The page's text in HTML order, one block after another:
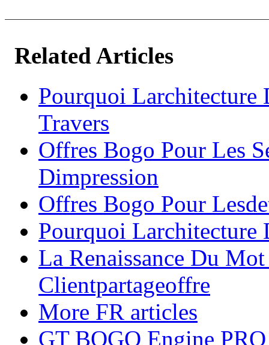
Related Articles
Pourquoi Larchitecture
Travers
Offres Bogo Pour Les
Dimpression
Offres Bogo Pour
Pourquoi
La Renaissance Du
Clientpartageoffre
More FR articles
GT BOGO Engine PRO